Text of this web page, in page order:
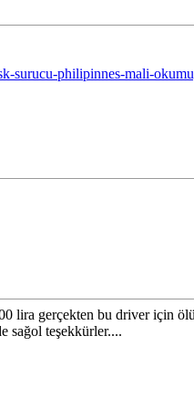
surucu-philipinnes-mali-
lira gerçekten bu driver için ölü
sağol teşekkürler....